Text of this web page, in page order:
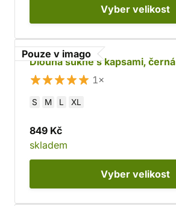
Vyber velikost
Pouze v imago
Dlouhá sukně s kapsami, černá
1×
S M L XL
849 Kč
skladem
Vyber velikost